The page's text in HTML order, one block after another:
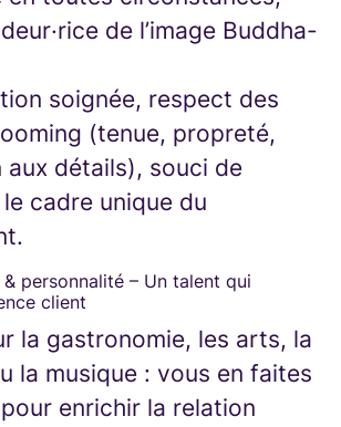
de l’image Buddha-
soignée, respect des
(tenue, propreté,
détails), souci de
cadre unique du
personnalité – Un talent qui
client
la gastronomie, les arts, la
la musique : vous en faites
enrichir la relation